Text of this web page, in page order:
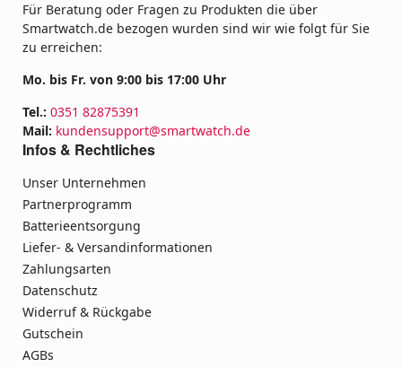
Für Beratung oder Fragen zu Produkten die über
Smartwatch.de bezogen wurden sind wir wie folgt für Sie
zu erreichen:
Mo. bis Fr. von 9:00 bis 17:00 Uhr
Tel.: 0351 82875391
Mail: kundensupport@smartwatch.de
Infos & Rechtliches
Unser Unternehmen
Partnerprogramm
Batterieentsorgung
Liefer- & Versandinformationen
Zahlungsarten
Datenschutz
Widerruf & Rückgabe
Gutschein
AGBs